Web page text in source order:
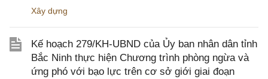
Xây dựng
Kế hoạch 279/KH-UBND của Ủy ban nhân dân tỉnh
Bắc Ninh thực hiện Chương trình phòng ngừa và
ứng phó với bạo lực trên cơ sở giới giai đoạn